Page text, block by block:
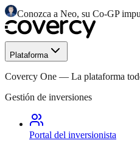
Conozca a Neo, su Co-GP
Plataforma
Covercy One — La plataforma
Gestión de inversiones
Portal del inversionista